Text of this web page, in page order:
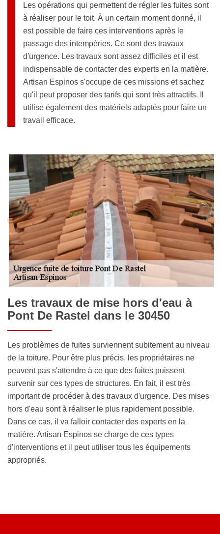
Les opérations qui permettent de régler les fuites sont
à réaliser pour le toit. À un certain moment donné, il
est possible de faire ces interventions après le
passage des intempéries. Ce sont des travaux
d'urgence. Les travaux sont assez difficiles et il est
indispensable de contacter des experts en la matière.
Artisan Espinos s'occupe de ces missions et sachez
qu'il peut proposer des tarifs qui sont très attractifs. Il
utilise également des matériels adaptés pour faire un
travail efficace.
Les travaux de mise hors d'eau à
Pont De Rastel dans le 30450
Les problèmes de fuites surviennent subitement au niveau
de la toiture. Pour être plus précis, les propriétaires ne
peuvent pas s'attendre à ce que des fuites puissent
survenir sur ces types de structures. En fait, il est très
important de procéder à des travaux d'urgence. Des mises
hors d'eau sont à réaliser le plus rapidement possible.
Dans ce cas, il va falloir contacter des experts en la
matière. Artisan Espinos se charge de ces types
d'interventions et il peut utiliser tous les équipements
appropriés.